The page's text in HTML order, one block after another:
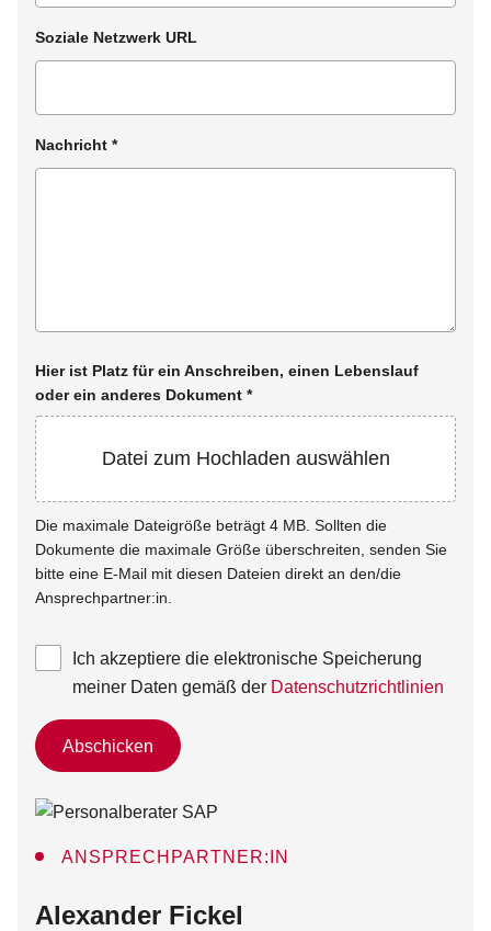
Soziale Netzwerk URL
Nachricht *
Hier ist Platz für ein Anschreiben, einen Lebenslauf
oder ein anderes Dokument *
Datei zum Hochladen auswählen
Die maximale Dateigröße beträgt 4 MB. Sollten die
Dokumente die maximale Größe überschreiten, senden Sie
bitte eine E-Mail mit diesen Dateien direkt an den/die
Ansprechpartner:in.
Ich akzeptiere die elektronische Speicherung
meiner Daten gemäß der Datenschutzrichtlinien
Abschicken
ANSPRECHPARTNER:IN
:
Alexander Fickel